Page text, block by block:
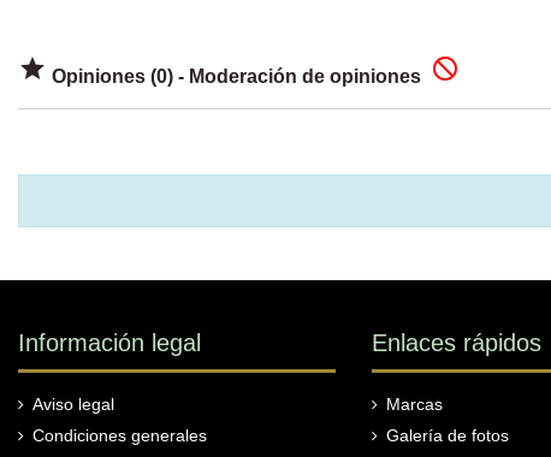
 Opiniones (0) - Moderación de opiniones 
Información legal
Aviso legal
Condiciones generales
Enlaces rápidos
Marcas
Galería de fotos